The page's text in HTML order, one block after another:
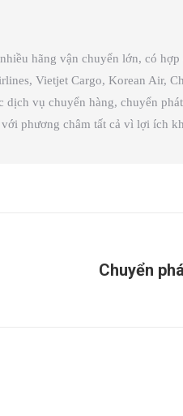
hãng vận chuyển lớn, có
Vietjet Cargo, Korean Air,
dịch vụ chuyển hàng, chuyển
phương châm tất cả vì lợi ích
Chuyển